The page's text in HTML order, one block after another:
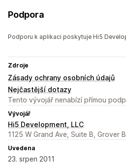
Podpora
Podporu k aplikaci poskytuje Hi5
Zdroje
Zásady ochrany osobních údajů
Nejčastější dotazy
Tento vývojář nenabízí přímou
Vývojář
Hi5 Development, LLC
1125 W Grand Ave, Suite B, Grover
Uvedena
23. srpen 2011